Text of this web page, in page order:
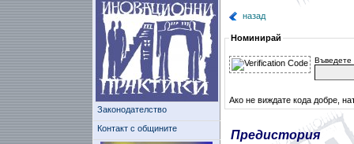
Законодателство
Контакт с общините
назад
Номинирай
Въведете
Ако не виждате кода добре,
Предистория